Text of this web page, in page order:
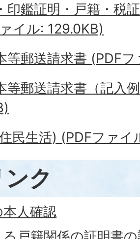
印鑑証明・戸籍・税
イル: 129.0KB)
等郵送請求書 (PDF
等郵送請求書（記入
民生活) (PDFファイ
ク
人確認